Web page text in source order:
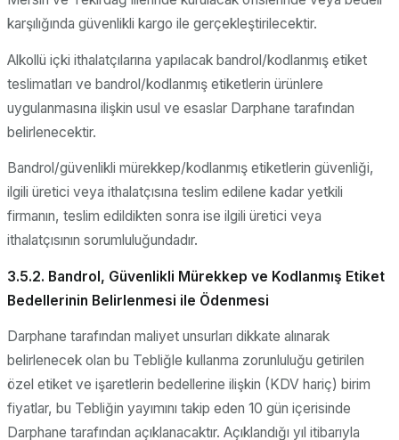
karşılığında güvenlikli kargo ile gerçekleştirilecektir.
Alkollü içki ithalatçılarına yapılacak bandrol/kodlanmış etiket
teslimatları ve bandrol/kodlanmış etiketlerin ürünlere
uygulanmasına ilişkin usul ve esaslar Darphane tarafından
belirlenecektir.
Bandrol/güvenlikli mürekkep/kodlanmış etiketlerin güvenliği,
ilgili üretici veya ithalatçısına teslim edilene kadar yetkili
firmanın, teslim edildikten sonra ise ilgili üretici veya
ithalatçısının sorumluluğundadır.
3.5.2. Bandrol, Güvenlikli Mürekkep ve Kodlanmış Etiket
Bedellerinin Belirlenmesi ile Ödenmesi
Darphane tarafından maliyet unsurları dikkate alınarak
belirlenecek olan bu Tebliğle kullanma zorunluluğu getirilen
özel etiket ve işaretlerin bedellerine ilişkin (KDV hariç) birim
fiyatlar, bu Tebliğin yayımını takip eden 10 gün içerisinde
Darphane tarafından açıklanacaktır. Açıklandığı yıl itibarıyla